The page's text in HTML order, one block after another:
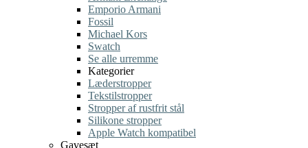
Emporio Armani
Fossil
Michael Kors
Swatch
Se alle urremme
Kategorier
Læderstropper
Tekstilstropper
Stropper af rustfrit stål
Silikone stropper
Apple Watch kompatibel
Gavesæt